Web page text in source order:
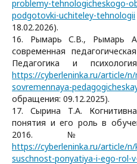
problemy-tehnologicheskogo-
podgotovki-uchiteley-tehnologii
18.02.2026).
16. Рымарь С.В., Рымарь
современная
Педагогика и
https://cyberleninka.ru/article/
sovremennaya-
обращения: 09.12.2025).
17. Сырина Т.А.
понятия и его роль в
2016. № 7
https://cyberleninka.ru/article/
suschnost-ponyatiya-i-ego-rol-